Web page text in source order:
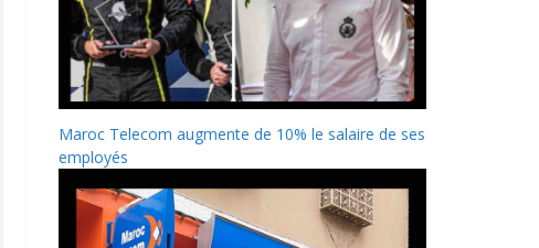
Maroc Telecom augmente de 10% le salaire de ses
employés